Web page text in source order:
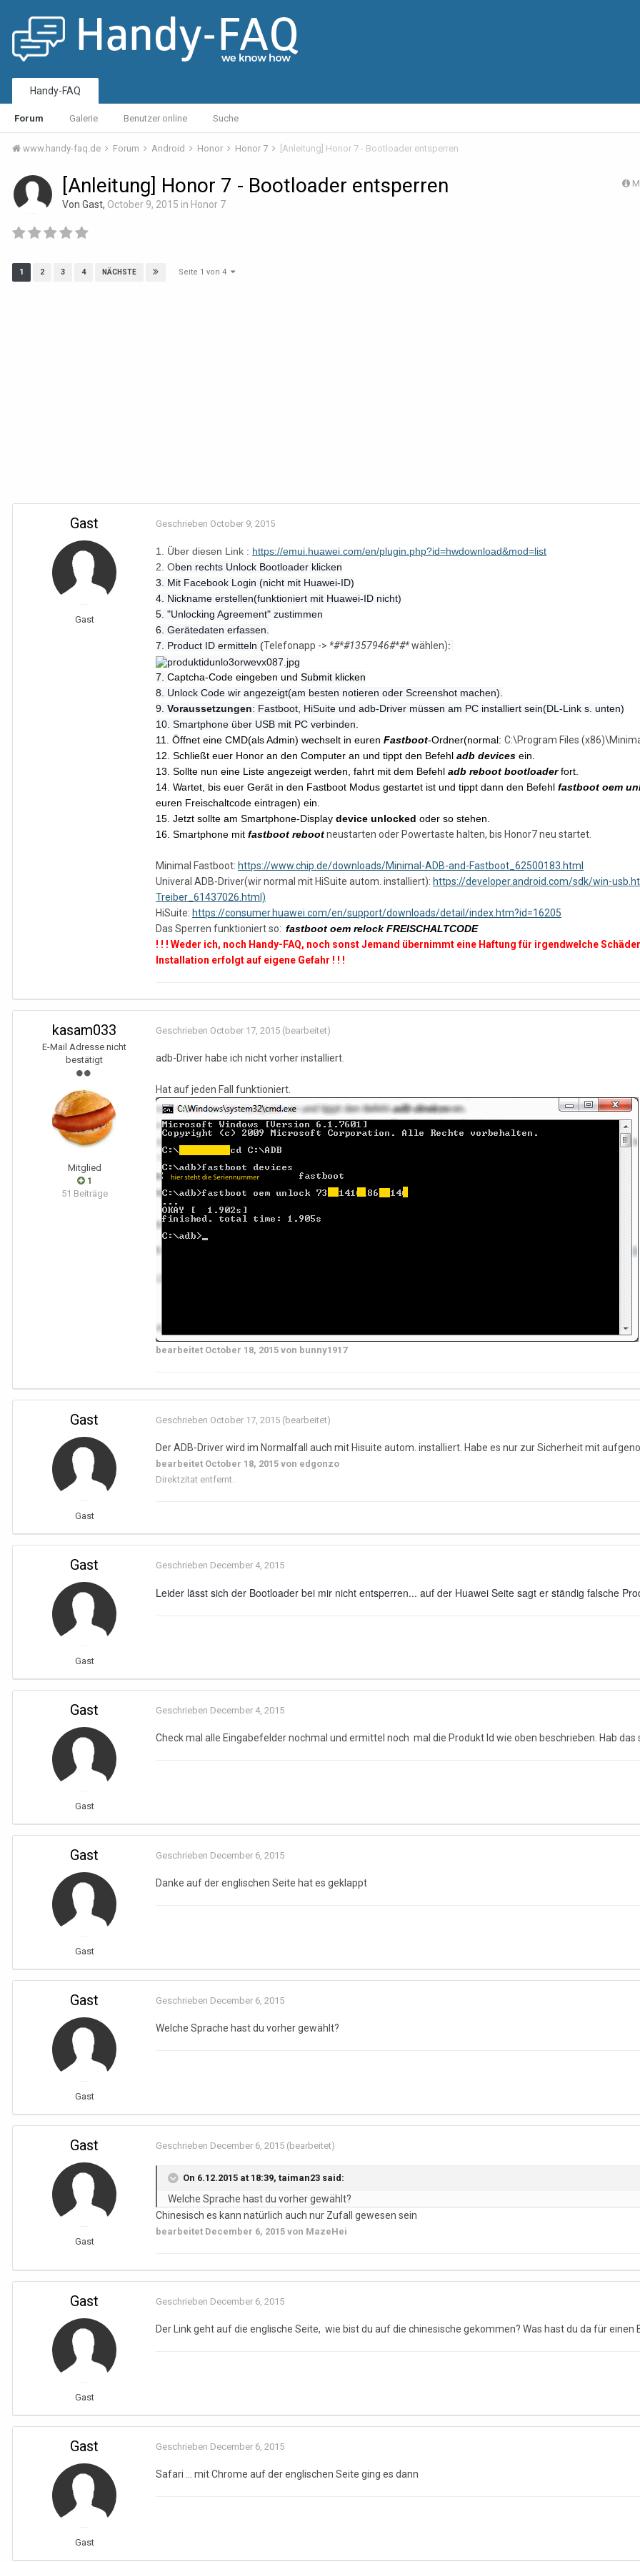
Handy-FAQ
Forum Galerie Benutzer online Suche
www.handy-faq.de Forum Android Honor Honor 7 [Anleitung] Honor 7 - Bootloader entsperren
[Anleitung] Honor 7 - Bootloader entsperren
Von Gast, October 9, 2015 in Honor 7
1 2 3 4 NÄCHSTE Seite 1 von 4
Gast
Gast
Geschrieben October 9, 2015
1. Über diesen Link : https://emui.huawei.com/en/plugin.php?id=hwdownload&mod=list
2. Oben rechts Unlock Bootloader klicken
3. Mit Facebook Login (nicht mit Huawei-ID)
4. Nickname erstellen(funktioniert mit Huawei-ID nicht)
5. "Unlocking Agreement" zustimmen
6. Gerätedaten erfassen.
7. Product ID ermitteln (Telefonapp -> *#*#1357946#*#*wählen):
7. Captcha-Code eingeben und Submit klicken
8. Unlock Code wir angezeigt(am besten notieren oder Screenshot machen).
9. Voraussetzungen: Fastboot, HiSuite und adb-Driver müssen am PC installiert sein(DL-Link s. unten)
10. Smartphone über USB mit PC verbinden.
11
. Öffnet eine CMD(als Admin) wechselt in euren Fastboot-Ordner(normal: C:\Program Files
12. Schließt euer Honor an den Computer an und tippt den Befehl adb devices ein.
13. Sollte nun eine Liste angezeigt werden, fahrt mit dem Befehl adb reboot bootloaderfort.
14. Wartet, bis euer Gerät in den Fastboot Modus gestartet ist und tippt dann den Befehl fastboot oem
euren Freischaltcode eintragen) ein.
15. Jetzt sollte am Smartphone-Display device unlocked oder so stehen.
16. Smartphone mit fastboot rebootneustarten oder Powertaste halten, bis Honor7 neu startet.
Minimal Fastboot: https://www.chip.de/downloads/Minimal-ADB-and-Fastboot_62500183.html
Univeral ADB-Driver(wir normal mit HiSuite autom. installiert): https://developer.android.com/sdk/win-
Treiber_61437026.html)
HiSuite: https://consumer.huawei.com/en/support/downloads/detail/index.htm?id=16205
Das Sperren funktioniert so: fastboot oem relock FREISCHALTCODE
! ! ! Weder ich, noch Handy-FAQ, noch sonst Jemand übernimmt eine Haftung für irgendwelche
Installation erfolgt auf eigene Gefahr ! ! !
kasam033
E-Mail Adresse nicht
bestätigt
Mitglied
1
51 Beiträge
Geschrieben October 17, 2015 (bearbeitet)
adb-Driver habe ich nicht vorher installiert.
Hat auf jeden Fall funktioniert.
bearbeitet October 18, 2015 von bunny1917
Gast
Gast
Geschrieben October 17, 2015 (bearbeitet)
Der ADB-Driver wird im Normalfall auch mit Hisuite autom. installiert. Habe es nur zur Sicherheit mit
bearbeitet October 18, 2015 von edgonzo
Direktzitat entfernt.
Gast
Gast
Geschrieben December 4, 2015
Leider lässt sich der Bootloader bei mir nicht entsperren... auf der Huawei Seite sagt er ständig falsche
Gast
Gast
Geschrieben December 4, 2015
Check mal alle Eingabefelder nochmal und ermittel noch mal die Produkt Id wie oben beschrieben. Hab das
Gast
Gast
Geschrieben December 6, 2015
Danke auf der englischen Seite hat es geklappt
Gast
Gast
Geschrieben December 6, 2015
Welche Sprache hast du vorher gewählt?
Gast
Gast
Geschrieben December 6, 2015 (bearbeitet)
On 6.12.2015 at 18:39, taiman23 said:
Welche Sprache hast du vorher gewählt?
Chinesisch es kann natürlich auch nur Zufall gewesen sein
bearbeitet December 6, 2015 von MazeHei
Gast
Gast
Geschrieben December 6, 2015
Der Link geht auf die englische Seite, wie bist du auf die chinesische gekommen? Was hast du da für einen
Gast
Gast
Geschrieben December 6, 2015
Safari ... mit Chrome auf der englischen Seite ging es dann